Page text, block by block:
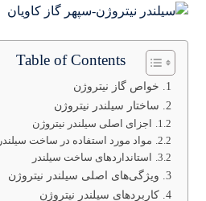
Table of Contents
خواص گاز نیتروژن
ساختار سیلندر نیتروژن
اجزای اصلی سیلندر نیتروژن
مواد مورد استفاده در ساخت سیلندر
استانداردهای ساخت سیلندر
ویژگی‌های اصلی سیلندر نیتروژن
کاربردهای سیلندر نیتروژن